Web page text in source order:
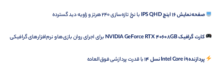
صفحه‌نمایش 16 اینچ IPS QHD با نرخ تازه‌سازی 240 هرتز و زاویه دید گسترده
کارت گرافیک NVIDIA GeForce RTX 4060 8GB برای اجرای روان بازی‌ها و نرم‌افزارهای گرافیکی
پردازنده Intel Core i9 نسل 14 با قدرت پردازشی فوق‌العاده